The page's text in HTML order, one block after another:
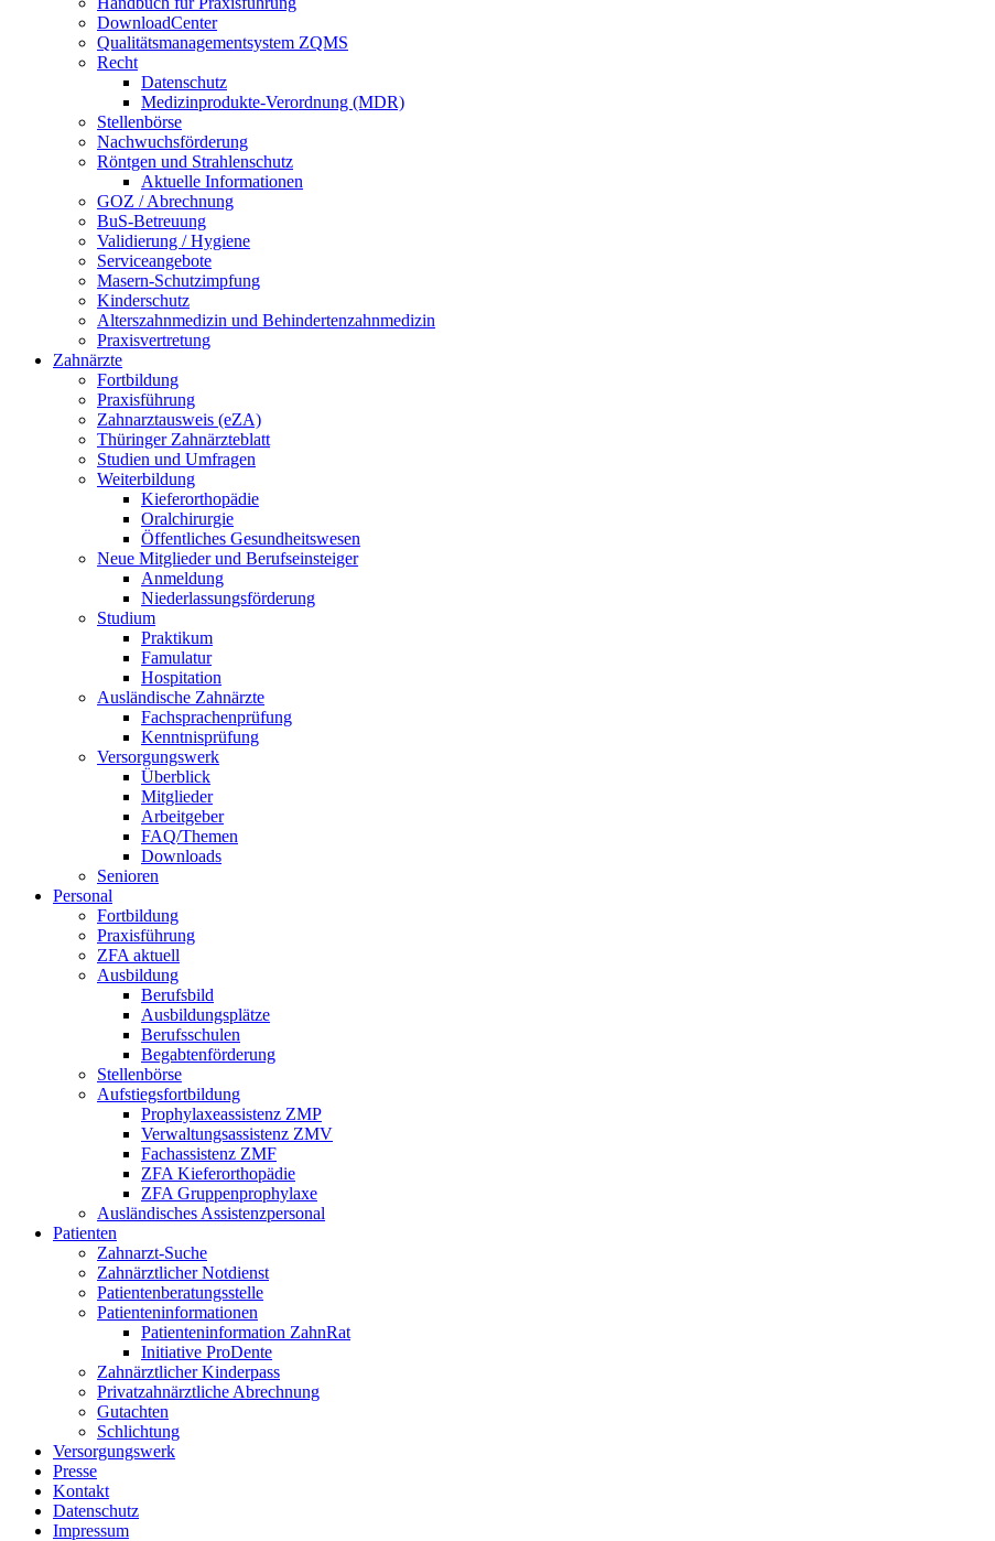
DownloadCenter
Qualitätsmanagementsystem ZQMS
Recht
Datenschutz
Medizinprodukte-Verordnung (MDR)
Stellenbörse
Nachwuchsförderung
Röntgen und Strahlenschutz
Aktuelle Informationen
GOZ / Abrechnung
BuS-Betreuung
Validierung / Hygiene
Serviceangebote
Masern-Schutzimpfung
Kinderschutz
Alterszahnmedizin und Behindertenzahnmedizin
Praxisvertretung
Zahnärzte
Fortbildung
Praxisführung
Zahnarztausweis (eZA)
Thüringer Zahnärzteblatt
Studien und Umfragen
Weiterbildung
Kieferorthopädie
Oralchirurgie
Öffentliches Gesundheitswesen
Neue Mitglieder und Berufseinsteiger
Anmeldung
Niederlassungsförderung
Studium
Praktikum
Famulatur
Hospitation
Ausländische Zahnärzte
Fachsprachenprüfung
Kenntnisprüfung
Versorgungswerk
Überblick
Mitglieder
Arbeitgeber
FAQ/Themen
Downloads
Senioren
Personal
Fortbildung
Praxisführung
ZFA aktuell
Ausbildung
Berufsbild
Ausbildungsplätze
Berufsschulen
Begabtenförderung
Stellenbörse
Aufstiegsfortbildung
Prophylaxeassistenz ZMP
Verwaltungsassistenz ZMV
Fachassistenz ZMF
ZFA Kieferorthopädie
ZFA Gruppenprophylaxe
Ausländisches Assistenzpersonal
Patienten
Zahnarzt-Suche
Zahnärztlicher Notdienst
Patientenberatungsstelle
Patienteninformationen
Patienteninformation ZahnRat
Initiative ProDente
Zahnärztlicher Kinderpass
Privatzahnärztliche Abrechnung
Gutachten
Schlichtung
Versorgungswerk
Presse
Kontakt
Datenschutz
Impressum